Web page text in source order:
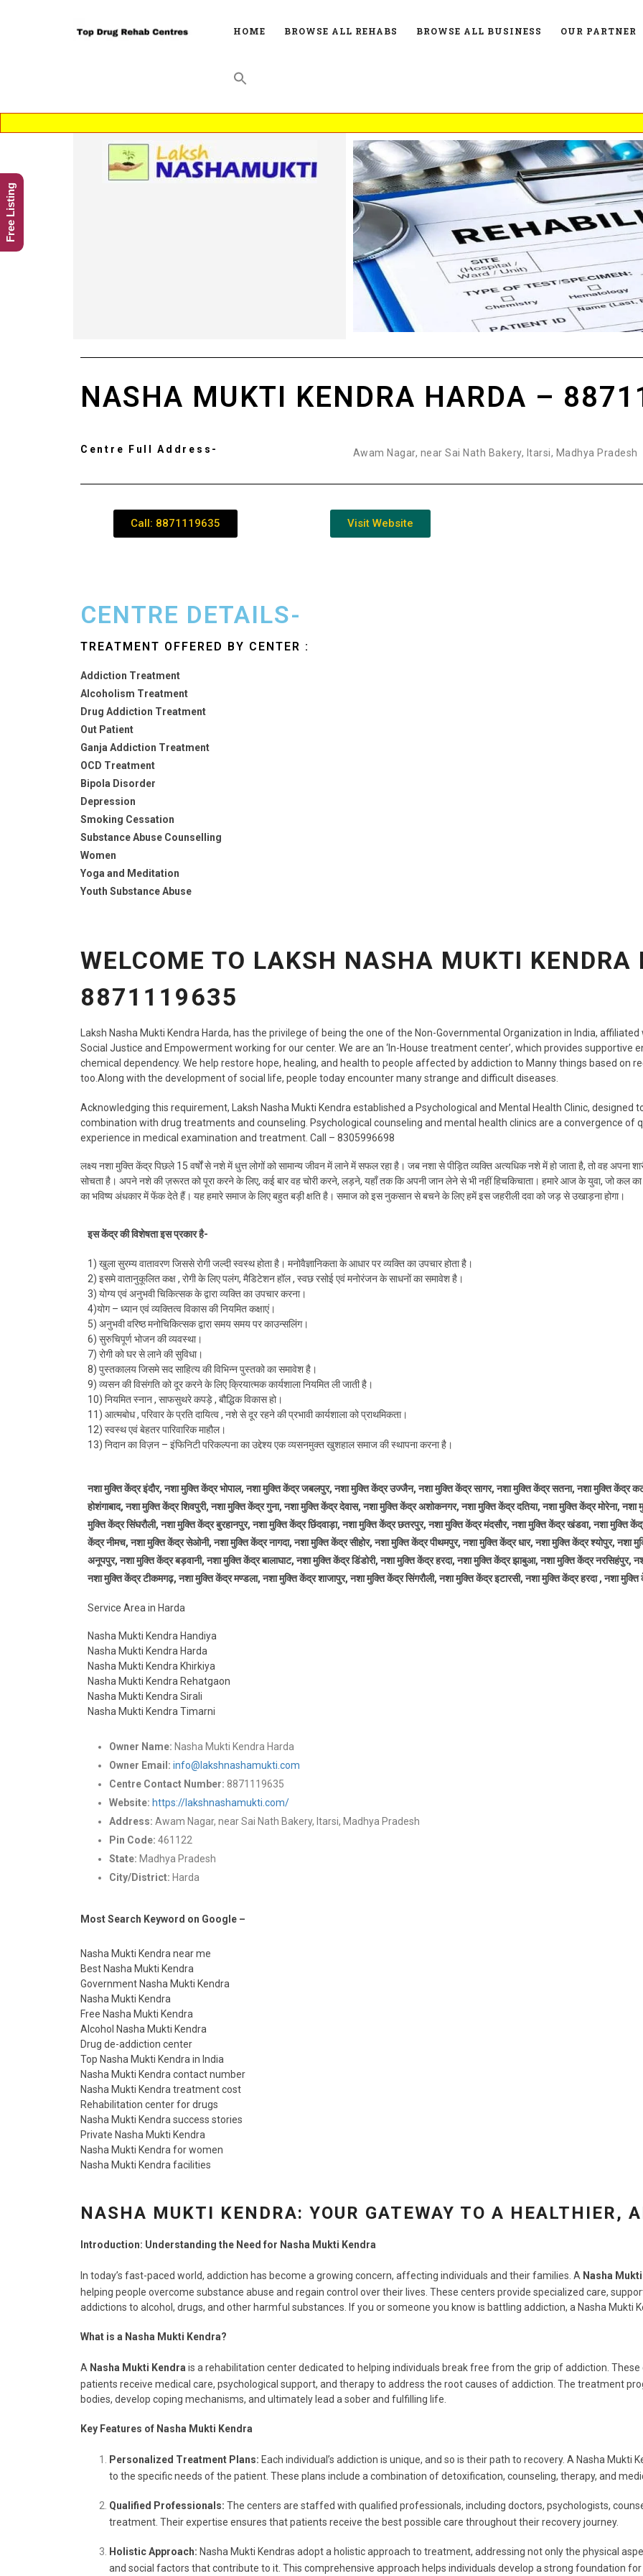
HOME BROWSE ALL REHABS BROWSE ALL BUSINESS OUR PARTNER
NASHA MUKTI KENDRA HARDA –
Centre Full Address- Awam Nagar, near Sai Nath Bakery, Itarsi, Madhya Pradesh
Call: 8871119635 Visit Website
CENTRE DETAILS-
TREATMENT OFFERED BY CENTER :
Addiction Treatment
Alcoholism Treatment
Drug Addiction Treatment
Out Patient
Ganja Addiction Treatment
OCD Treatment
Bipola Disorder
Depression
Smoking Cessation
Substance Abuse Counselling
Women
Yoga and Meditation
Youth Substance Abuse
WELCOME TO LAKSH NASHA MUKTI KENDRA
8871119635
Laksh Nasha Mukti Kendra Harda, has the privilege of being the one of the Non-Governmental Organization in India,
Social Justice and Empowerment working for our center. We are an ‘In-House treatment center’, which provides
chemical dependency. We help restore hope, healing, and health to people affected by addiction to Manny things based on
too.Along with the development of social life, people today encounter many strange and difficult diseases.
Acknowledging this requirement, Laksh Nasha Mukti Kendra established a Psychological and Mental Health Clinic, designed
combination with drug treatments and counseling. Psychological counseling and mental health clinics are a convergence of
experience in medical examination and treatment. Call – 8305996698
लक्ष्य नशा मुक्ति केंद्र पिछले 15 वर्षों से नशे में धुत्त लोगों को सामान्य जीवन में लाने में सफल रहा है। जब नशा से पीड़ित व्यक्ति अत्यधिक नशे में हो जाता है, तो वह अपना
सोचता है। अपने नशे की ज़रूरत को पूरा करने के लिए, कई बार वह चोरी करने, लड़ने, यहाँ तक कि अपनी जान लेने से भी नहीं हिचकिचाता। हमारे आज के युवा, जो कल
का भविष्य अंधकार में फेंक देते हैं। यह हमारे समाज के लिए बहुत बड़ी क्षति है। समाज को इस नुकसान से बचने के लिए हमें इस जहरीली दवा को जड़ से उखाड़ना होगा।
इस केंद्र की विशेषता इस प्रकार है-
1) खुला सुरम्य वातावरण जिससे रोगी जल्दी स्वस्थ होता है। मनोवैज्ञानिकता के आधार पर व्यक्ति का उपचार होता है।
2) इसमे वातानुकूलित कक्ष , रोगी के लिए पलंग, मैडिटेशन हॉल , स्वछ रसोई एवं मनोरंजन के साधनों का समावेश है।
3) योग्य एवं अनुभवी चिकित्सक के द्वारा व्यक्ति का उपचार करना।
4)योग – ध्यान एवं व्यक्तित्व विकास की नियमित कक्षाएं।
5) अनुभवी वरिष्ठ मनोचिकित्सक द्वारा समय समय पर काउन्सलिंग।
6) सुरुचिपूर्ण भोजन की व्यवस्था।
7) रोगी को घर से लाने की सुविधा।
8) पुस्तकालय जिसमे सद साहित्य की विभिन्न पुस्तको का समावेश है।
9) व्यसन की विसंगति को दूर करने के लिए क्रियात्मक कार्यशाला नियमित ली जाती है।
10) नियमित स्नान , साफसुथरे कपड़े , बौद्धिक विकास हो।
11) आत्मबोध , परिवार के प्रति दायित्व , नशे से दूर रहने की प्रभावी कार्यशाला को प्राथमिकता।
12) स्वस्थ एवं बेहतर पारिवारिक माहौल।
13) निदान का विज़न – इंफिनिटी परिकल्पना का उद्देश्य एक व्यसनमुक्त खुशहाल समाज की स्थापना करना है।
नशा मुक्ति केंद्र इंदौर, नशा मुक्ति केंद्र भोपाल, नशा मुक्ति केंद्र जबलपुर, नशा मुक्ति केंद्र उज्जैन, नशा मुक्ति केंद्र सागर, नशा मुक्ति केंद्र सतना, नशा मुक्ति केंद्र
होशंगाबाद, नशा मुक्ति केंद्र शिवपुरी, नशा मुक्ति केंद्र गुना, नशा मुक्ति केंद्र देवास, नशा मुक्ति केंद्र अशोकनगर, नशा मुक्ति केंद्र दतिया, नशा मुक्ति केंद्र मोरेना,
मुक्ति केंद्र सिंघरौली, नशा मुक्ति केंद्र बुरहानपुर, नशा मुक्ति केंद्र छिंदवाड़ा, नशा मुक्ति केंद्र छतरपुर, नशा मुक्ति केंद्र मंदसौर, नशा मुक्ति केंद्र खंडवा, नशा मुक्ति
केंद्र नीमच, नशा मुक्ति केंद्र सेओनी, नशा मुक्ति केंद्र नागदा, नशा मुक्ति केंद्र सीहोर, नशा मुक्ति केंद्र पीथमपुर, नशा मुक्ति केंद्र धार, नशा मुक्ति केंद्र श्योपुर, नशा
अनूपपुर, नशा मुक्ति केंद्र बड़वानी, नशा मुक्ति केंद्र बालाघाट, नशा मुक्ति केंद्र डिंडोरी, नशा मुक्ति केंद्र हरदा, नशा मुक्ति केंद्र झाबुआ, नशा मुक्ति केंद्र नरसिहंपुर,
नशा मुक्ति केंद्र टीकमगढ़, नशा मुक्ति केंद्र मण्डला, नशा मुक्ति केंद्र शाजापुर, नशा मुक्ति केंद्र सिंगरौली, नशा मुक्ति केंद्र इटारसी, नशा मुक्ति केंद्र हरदा , नशा मुक्ति
Service Area in Harda
Nasha Mukti Kendra Handiya
Nasha Mukti Kendra Harda
Nasha Mukti Kendra Khirkiya
Nasha Mukti Kendra Rehatgaon
Nasha Mukti Kendra Sirali
Nasha Mukti Kendra Timarni
Owner Name: Nasha Mukti Kendra Harda
Owner Email: info@lakshnashamukti.com
Centre Contact Number: 8871119635
Website: https://lakshnashamukti.com/
Address: Awam Nagar, near Sai Nath Bakery, Itarsi, Madhya Pradesh
Pin Code: 461122
State: Madhya Pradesh
City/District: Harda
Most Search Keyword on Google –
Nasha Mukti Kendra near me
Best Nasha Mukti Kendra
Government Nasha Mukti Kendra
Nasha Mukti Kendra
Free Nasha Mukti Kendra
Alcohol Nasha Mukti Kendra
Drug de-addiction center
Top Nasha Mukti Kendra in India
Nasha Mukti Kendra contact number
Nasha Mukti Kendra treatment cost
Rehabilitation center for drugs
Nasha Mukti Kendra success stories
Private Nasha Mukti Kendra
Nasha Mukti Kendra for women
Nasha Mukti Kendra facilities
NASHA MUKTI KENDRA: YOUR GATEWAY TO A HEALTHIER,
Introduction: Understanding the Need for Nasha Mukti Kendra
In today’s fast-paced world, addiction has become a growing concern, affecting individuals and their families. A Nasha
helping people overcome substance abuse and regain control over their lives. These centers provide specialized care,
addictions to alcohol, drugs, and other harmful substances. If you or someone you know is battling addiction, a Nasha Mukti
What is a Nasha Mukti Kendra?
A Nasha Mukti Kendra is a rehabilitation center dedicated to helping individuals break free from the grip of addiction.
patients receive medical care, psychological support, and therapy to address the root causes of addiction. The treatment
bodies, develop coping mechanisms, and ultimately lead a sober and fulfilling life.
Key Features of Nasha Mukti Kendra
Personalized Treatment Plans: Each individual’s addiction is unique, and so is their path to recovery. A Nasha
to the specific needs of the patient. These plans include a combination of detoxification, counseling, therapy, and
Qualified Professionals: The centers are staffed with qualified professionals, including doctors, psychologists,
treatment. Their expertise ensures that patients receive the best possible care throughout their recovery journey.
Holistic Approach: Nasha Mukti Kendras adopt a holistic approach to treatment, addressing not only the physical
and social factors that contribute to it. This comprehensive approach helps individuals develop a strong foundation
Free Listing